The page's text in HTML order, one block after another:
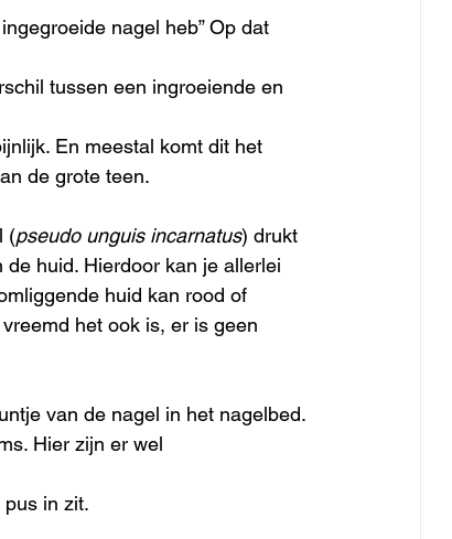
nagel heb” Op dat
tussen een ingroeiende en
En meestal komt dit het
de grote teen.
(pseudo unguis incarnatus) drukt
huid. Hierdoor kan je allerlei
huid kan rood of
het ook is, er is geen
van de nagel in het nagelbed.
Hier zijn er wel
in zit.